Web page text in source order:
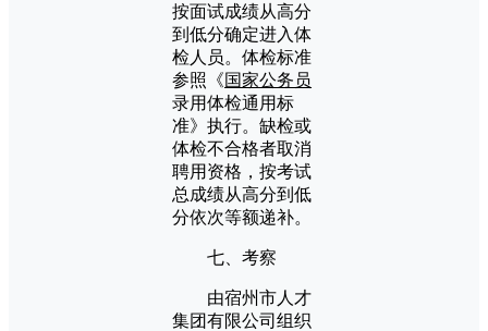
按面试成绩从高分
到低分确定进入体
检人员。体检标准
参照《国家公务员
录用体检通用标
准》执行。缺检或
体检不合格者取消
聘用资格，按考试
总成绩从高分到低
分依次等额递补。
七、考察
由宿州市人才
集团有限公司组织